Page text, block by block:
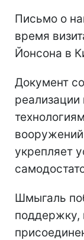
Письмо о
время
Йонсона в
Документ
реализации
вооружений
укрепляет
Шмыгаль
поддержку,